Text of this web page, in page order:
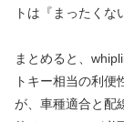
トは『まったくな
まとめると、
トキー相当の利
が、車種適合と配